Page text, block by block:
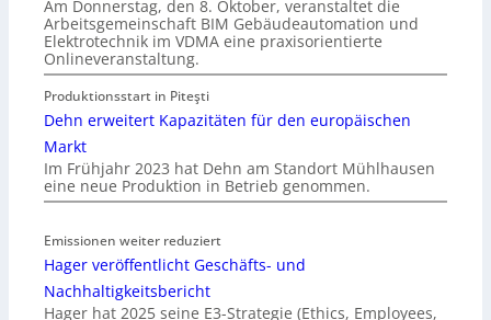
Am Donnerstag, den 8. Oktober, veranstaltet die
Arbeitsgemeinschaft BIM Gebäudeautomation und
Elektrotechnik im VDMA eine praxisorientierte
Onlineveranstaltung.
Produktionsstart in Piteşti
Dehn erweitert Kapazitäten für den europäischen
Markt
Im Frühjahr 2023 hat Dehn am Standort Mühlhausen
eine neue Produktion in Betrieb genommen.
Emissionen weiter reduziert
Hager veröffentlicht Geschäfts- und
Nachhaltigkeitsbericht
Hager hat 2025 seine E3-Strategie (Ethics, Employees,